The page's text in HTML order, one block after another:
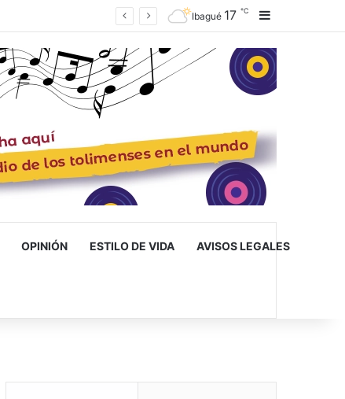
Ibagué 17 ℃
OPINIÓN ESTILO DE VIDA AVISOS LEGALES